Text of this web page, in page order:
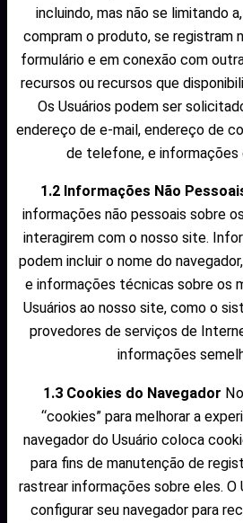
incluindo, mas não se limitando
compram o produto, se registram
formulário e em conexão com
recursos ou recursos que
Os Usuários podem ser
endereço de e-mail, endereço de
de telefone, e informações
1.2 Informações Não
informações não pessoais sobre
interagirem com o nosso site.
podem incluir o nome do
e informações técnicas sobre os
Usuários ao nosso site, como o
provedores de serviços de
informações
1.3 Cookies do Navegador
“cookies” para melhorar a
navegador do Usuário coloca
para fins de manutenção de
rastrear informações sobre eles. O
configurar seu navegador para